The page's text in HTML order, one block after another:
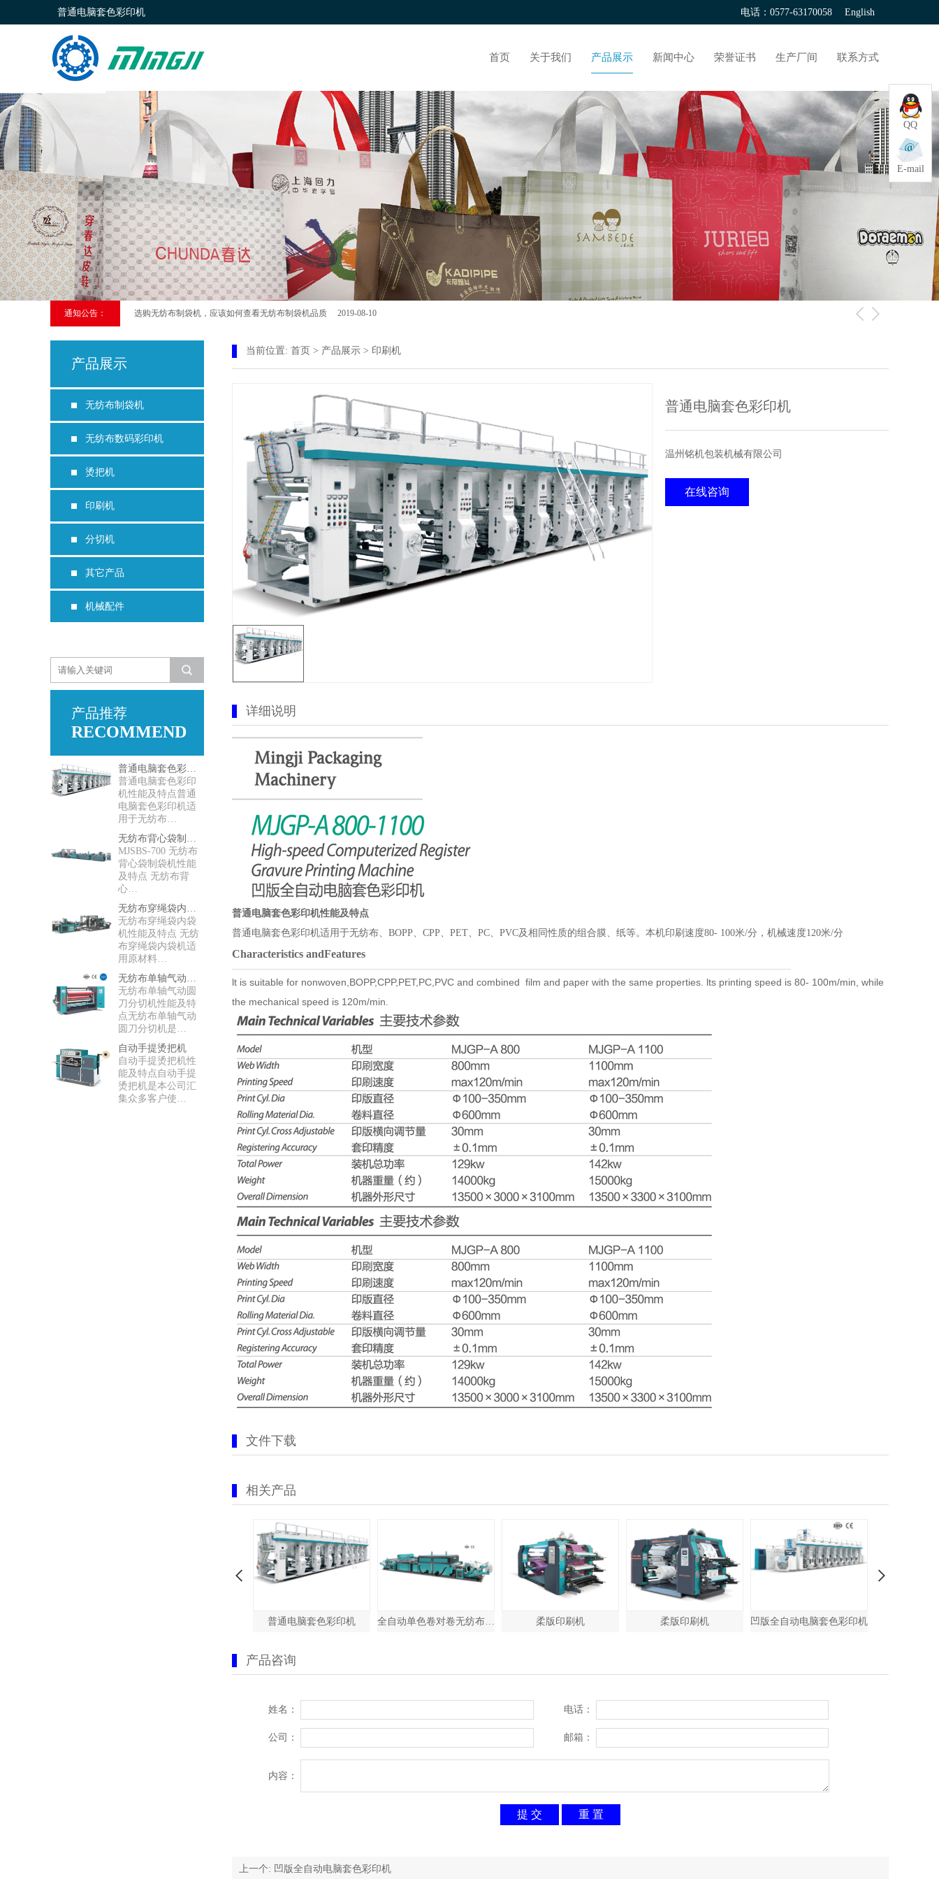
普通电脑套色彩印机 电话：0577-63170058 English
联系方式
生产厂间
荣誉证书
新闻中心
产品展示
关于我们
首页
通知公告：
上海购买全自动无纺布横切烫把制袋一体机【无纺布制袋机】价格 2019-12-15
无纺布制袋机为什么受到市场欢迎 2019-11-16
如何 购买全自动无纺布横切烫把制袋一体机（无纺布制袋机） 2019-08-30
选购无纺布制袋机，应该如何查看无纺布制袋机品质​ 2019-08-10
生产无纺布袋的机械如何选择制袋机 2019-07-06
无纺布制袋机故障，去哪里维修 2019-01-25
产品展示
无纺布制袋机
无纺布数码彩印机
烫把机
印刷机
分切机
其它产品
机械配件
产品推荐
RECOMMEND
普通电脑套色彩印机
普通电脑套色彩印
机性能及特点普通
电脑套色彩印机适
用于无纺布…
无纺布背心袋制袋机
MJSBS-700 无纺布
背心袋制袋机性能
及特点 无纺布背
心…
无纺布穿绳袋内袋机
无纺布穿绳袋内袋
机性能及特点 无纺
布穿绳袋内袋机适
用原材料…
无纺布单轴气动圆刀分切机
无纺布单轴气动圆
刀分切机性能及特
点无纺布单轴气动
圆刀分切机是…
自动手提烫把机
自动手提烫把机性
能及特点自动手提
烫把机是本公司汇
集众多客户使…
当前位置: 首页 > 产品展示 > 印刷机
普通电脑套色彩印机
温州铭机包装机械有限公司
在线咨询
详细说明
普通电脑套色彩印机性能及特点
普通电脑套色彩印机适用于无纺布、BOPP、CPP、PET、PC、PVC及相同性质的组合膜、纸等。本机印刷速度80- 100米/分，机械速度120米/分
Characteristics andFeatures
lt is suitable for nonwoven,BOPP,CPP,PET,PC,PVC and combined film and paper with the same properties. lts printing speed is 80- 100m/min, while
the mechanical speed is 120m/min.
文件下载
相关产品
柔版印刷机 柔版印刷机 凹版全自动电脑套色彩印机 普通电脑套色彩印机
产品咨询
姓名： 电话：
公司： 邮箱：
内容：
上一个: 凹版全自动电脑套色彩印机
QQ
E-mail